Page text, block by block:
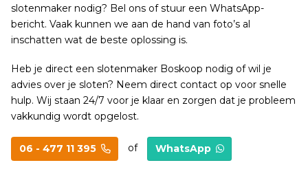
slotenmaker nodig? Bel ons of stuur een WhatsApp-
bericht. Vaak kunnen we aan de hand van foto’s al
inschatten wat de beste oplossing is.
Heb je direct een slotenmaker Boskoop nodig of wil je
advies over je sloten? Neem direct contact op voor snelle
hulp. Wij staan 24/7 voor je klaar en zorgen dat je probleem
vakkundig wordt opgelost.
06 - 477 11 395 of WhatsApp